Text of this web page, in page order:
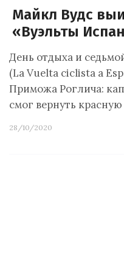
Майкл Вудс
«Вуэльты
День отдыха и
(La Vuelta ciclista a
Приможа Роглича:
смог вернуть
28/10/2020